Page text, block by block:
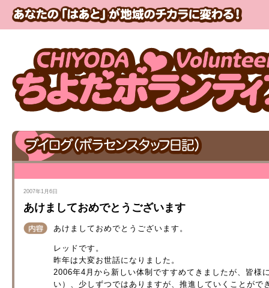
2007年1月6日
あけましておめでとうございます
あけましておめでとうございます。
レッドです。
昨年は大変お世話になりました。
2006年4月から新しい体制ですすめてきましたが、皆様
い）、少しずつではありますが、推進していくことがで